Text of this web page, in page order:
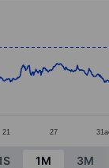
data points.
axis displaying
axis displaying
21 27 31
chart.1M 3M